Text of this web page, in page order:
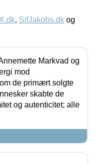
, SifJakobs.dk og
Markvad og
mod
de primært solgte
skabte de
og autenticitet; alle